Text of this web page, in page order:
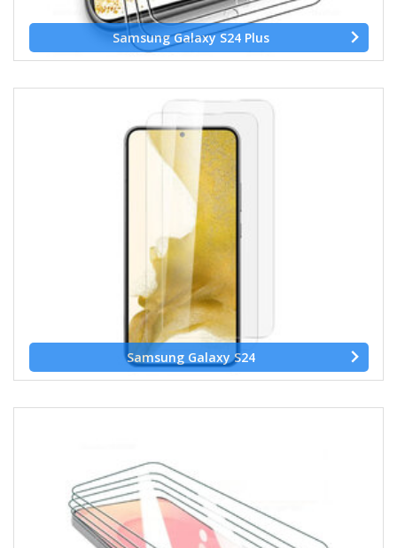
Samsung Galaxy S24 Plus
Samsung Galaxy S24